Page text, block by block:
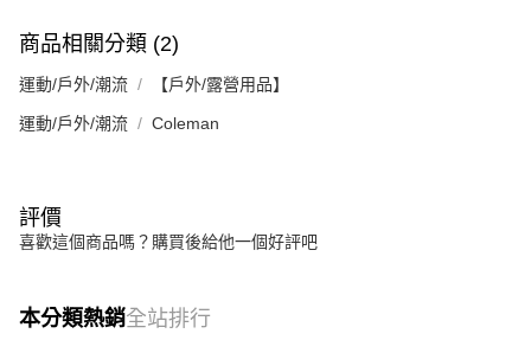
商品相關分類 (2)
運動/戶外/潮流 【戶外/露營用品】
運動/戶外/潮流 Coleman
評價
喜歡這個商品嗎？購買後給他一個好評吧
本分類熱銷全站排行